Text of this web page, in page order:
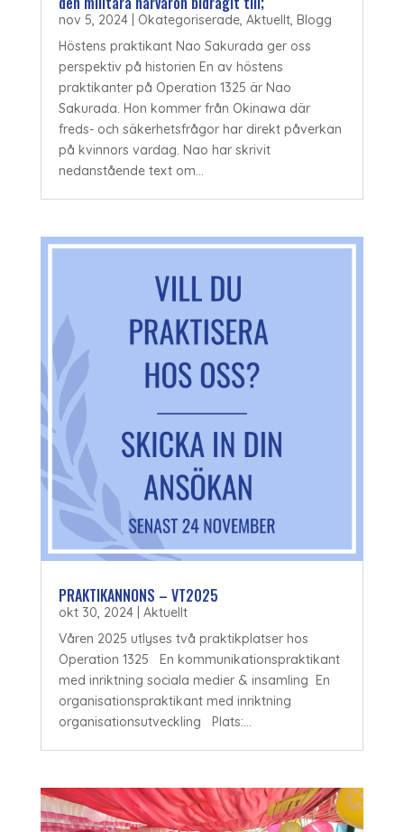
nov 5, 2024| Okategoriserade, Aktuellt, Blogg
Höstens praktikant Nao Sakurada ger oss
perspektiv på historien En av höstens
praktikanter på Operation 1325 är Nao
Sakurada. Hon kommer från Okinawa där
freds- och säkerhetsfrågor har direkt påverkan
på kvinnors vardag. Nao har skrivit
nedanstående text om...
PRAKTIKANNONS – VT2025
okt 30, 2024| Aktuellt
Våren 2025 utlyses två praktikplatser hos
Operation 1325 En kommunikationspraktikant
med inriktning sociala medier & insamling En
organisationspraktikant med inriktning
organisationsutveckling Plats:...